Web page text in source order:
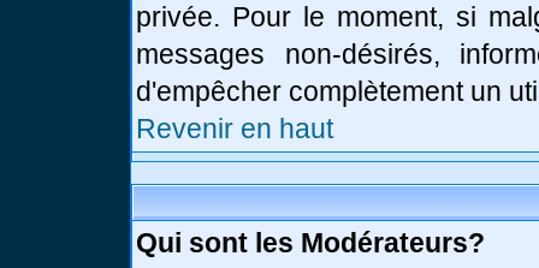
privée. Pour le moment, si
messages non-désirés,
d'empêcher complètement un
Revenir en haut
Qui sont les Modérateurs?